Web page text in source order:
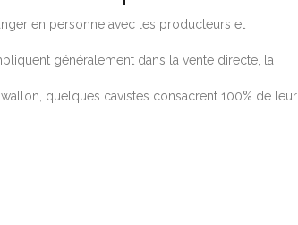
en personne avec les producteurs et
généralement dans la vente directe, la
quelques cavistes consacrent 100% de leur